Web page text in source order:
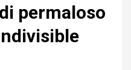
permaloso